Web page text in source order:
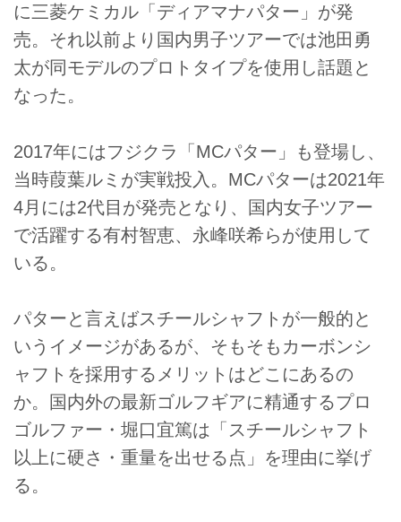
に三菱ケミカル「ディアマナパター」が発
売。それ以前より国内男子ツアーでは池田勇
太が同モデルのプロトタイプを使用し話題と
なった。
2017年にはフジクラ「MCパター」も登場し、
当時葭葉ルミが実戦投入。MCパターは2021年
4月には2代目が発売となり、国内女子ツアー
で活躍する有村智恵、永峰咲希らが使用して
いる。
パターと言えばスチールシャフトが一般的と
いうイメージがあるが、そもそもカーボンシ
ャフトを採用するメリットはどこにあるの
か。国内外の最新ゴルフギアに精通するプロ
ゴルファー・堀口宜篤は「スチールシャフト
以上に硬さ・重量を出せる点」を理由に挙げ
る。